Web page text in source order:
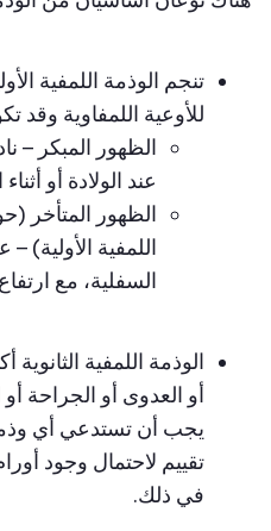
تنجم الوذمة اللمفية
للأوعية اللمفاوية وقد
الظهور المبكر –
عند الولادة أو
اللمفية الأولية)
السفلية، مع
الوذمة اللمفية
أو العدوى أو الجراحة أو
يجب أن تستدعي أي وذمة
تقييم لاحتمال وجود
في ذلك.